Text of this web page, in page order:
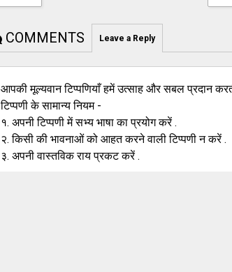
COMMENTS Leave a Reply
आपकी मूल्यवान टिप्पणियाँ हमें उत्साह और सबल प्रदान
टिप्पणी के सामान्य नियम -
१. अपनी टिप्पणी में सभ्य भाषा का प्रयोग करें .
२. किसी की भावनाओं को आहत करने वाली टिप्पणी न करें .
३. अपनी वास्तविक राय प्रकट करें .